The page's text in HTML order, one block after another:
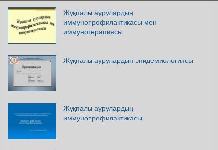
Жұқпалы аурулардың
иммунопрофилактикасы мен
иммунотерапиясы
Жұқпалы аурулардын эпидемиологиясы
Жұқпалы аурулардың
иммунопрофилактикасы